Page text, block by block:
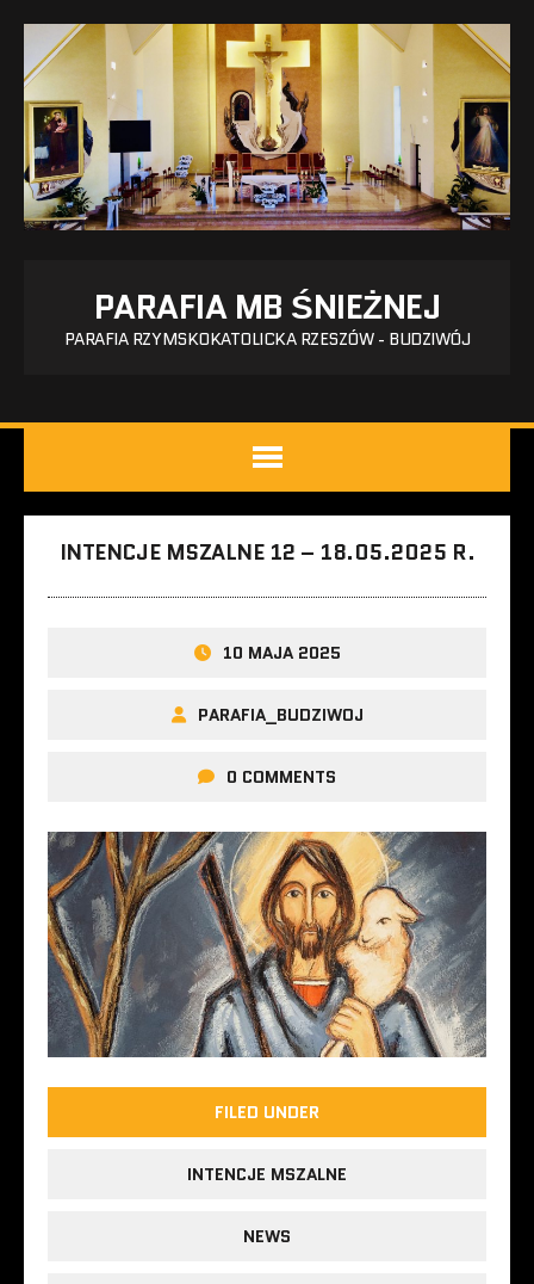
PARAFIA MB ŚNIEŻNEJ
PARAFIA RZYMSKOKATOLICKA RZESZÓW - BUDZIWÓJ
INTENCJE MSZALNE 12 – 18.05.2025 R.
10 MAJA 2025
PARAFIA_BUDZIWOJ
0 COMMENTS
FILED UNDER
INTENCJE MSZALNE
NEWS